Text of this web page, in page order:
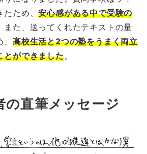
たため、安心感がある中で受験の
また、送ってくれたテキストの量
高校生活と2つの塾をうまく両立
とができました。
の直筆メッセージ